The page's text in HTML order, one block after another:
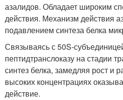
азалидов. Обладает широким
действия. Механизм действия
подавлением синтеза белка
Связываясь с 50S-
пептидтранслоказу на стадии
синтез белка, замедляя рост и
высоких концентрациях
действие.